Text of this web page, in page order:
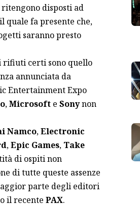
disposti ad
quale fa presente che,
saranno presto
rifiuti certi sono quello
annunciata da
Entertainment Expo
,Microsofte Sonynon
Namco,Electronic
,Epic Games, Take
di ospiti non
di tutte queste assenze
parte degli editori
il recente PAX.